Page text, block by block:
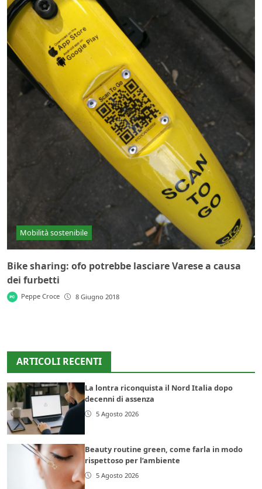
Mobilità sostenibile
Bike sharing: ofo potrebbe lasciare Varese a causa
dei furbetti
Peppe Croce 8 Giugno 2018
ARTICOLI RECENTI
La lontra riconquista il Nord Italia dopo
decenni di assenza
5 Agosto 2026
Beauty routine green, come farla in modo
rispettoso per l’ambiente
5 Agosto 2026